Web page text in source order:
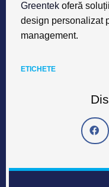
Greentek oferă
design personalizat
management.
ETICHETE